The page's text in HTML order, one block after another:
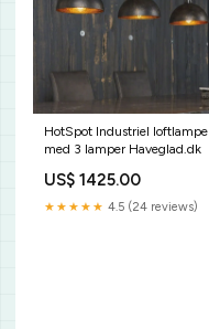
HotSpot Industriel loftlampe
med 3 lamper Haveglad.dk
US$ 1425.00
★★★★★ 4.5 (24 reviews)